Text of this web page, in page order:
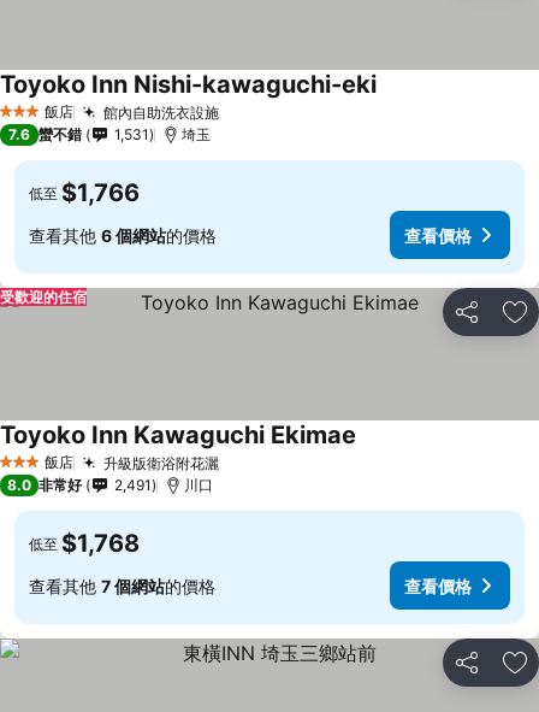
3 星級 飯店 館內自助洗衣設施
Toyoko Inn Nishi-kawaguchi-eki
7.6 蠻不錯 1,531 埼玉
低至 $1,766
查看其他 6 個網站的價格 查看價格
分享 加
受歡迎的住宿
3 星級 飯店 升級版衛浴附花灑
Toyoko Inn Kawaguchi Ekimae
8.0 非常好 2,491 川口
低至 $1,768
查看其他 7 個網站的價格 查看價格
分享 加